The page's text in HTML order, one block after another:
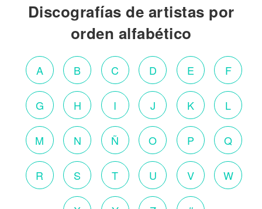
Discografías de artistas por
orden alfabético
A B C D E F
G H I J K L
M N Ñ O P Q
R S T U V W